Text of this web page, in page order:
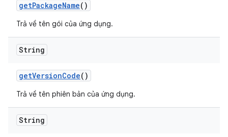
getPackageName()
Trả về tên gói của ứng dụng.
String
getVersionCode()
Trả về tên phiên bản của ứng dụng.
String